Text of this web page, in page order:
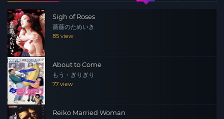
Sigh of Roses
薔薇のためいき
85 view
About to Come
もう・ぎりぎり
77 view
Reiko Married Woman